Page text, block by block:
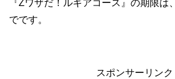
『Zワザだ！ルギアコース』の期限は
でです。
スポンサーリンク